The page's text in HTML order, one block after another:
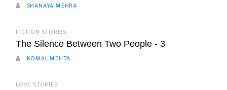
SHANAYA MEHRA
FICTION STORIES
The Silence Between Two People - 3
KOMAL MEHTA
LOVE STORIES